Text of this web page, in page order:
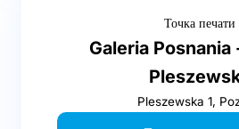
Точка печати
Galeria Posnania
Pleszewska 1,